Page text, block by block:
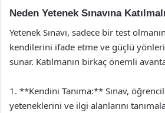
Neden Yetenek Sınavına
Yetenek Sınavı, sadece bir test
kendilerini ifade etme ve güçlü
sunar. Katılmanın birkaç önemli
1. **Kendini Tanıma:** Sınav,
yeteneklerini ve ilgi alanlarını